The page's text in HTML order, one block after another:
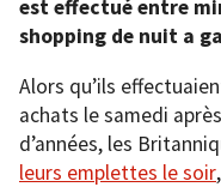
est effectué entre
shopping de nuit a
Alors qu’ils
achats le samedi
d’années, les
leurs emplettes le soir